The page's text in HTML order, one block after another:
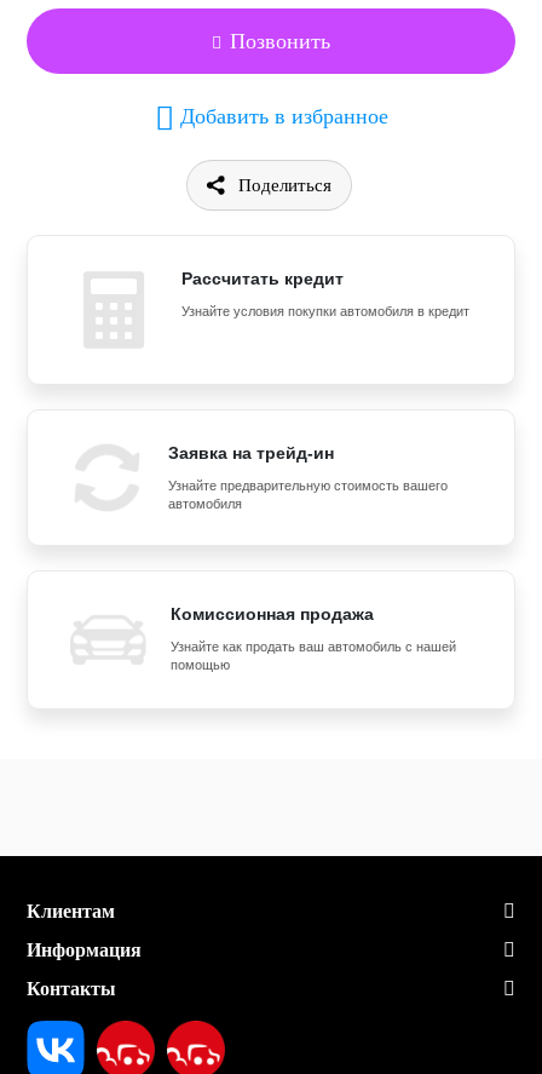
Позвонить
Добавить в избранное
Поделиться
Рассчитать кредит
Узнайте условия покупки автомобиля в кредит
Заявка на трейд-ин
Узнайте предварительную стоимость вашего
автомобиля
Комиссионная продажа
Узнайте как продать ваш автомобиль с нашей
помощью
Клиентам
Информация
Контакты